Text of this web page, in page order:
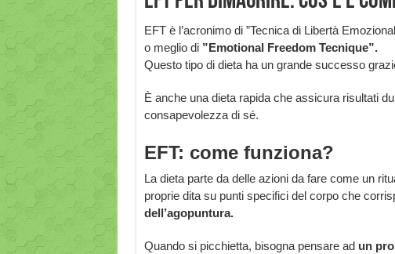
EFT è l’acronimo di ”Tecnica di Libertà
o meglio di ”Emotional Freedom Tecnique”.
Questo tipo di dieta ha un grande successo
È anche una dieta rapida che assicura risultati
consapevolezza di sé.
EFT: come funziona?
La dieta parte da delle azioni da fare come un
proprie dita su punti specifici del corpo che
dell’agopuntura.
Quando si picchietta, bisogna pensare ad un